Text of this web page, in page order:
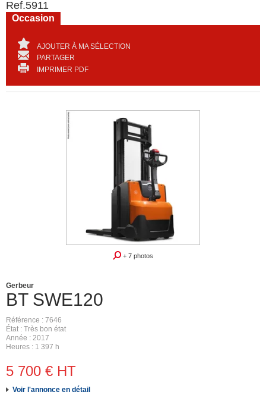
Ref.5911
Occasion
AJOUTER À MA SÉLECTION
PARTAGER
IMPRIMER PDF
+ 7 photos
BT SWE120
Gerbeur
Référence
7646
État
Très bon état
Année
2017
Heures
1 397 h
5 700 € HT
Voir l'annonce en détail